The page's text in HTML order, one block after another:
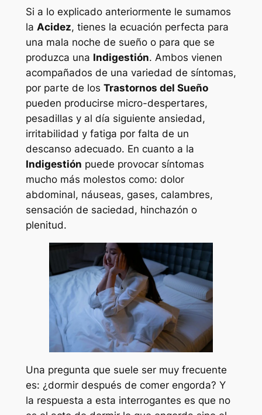
Si a lo explicado anteriormente le sumamos
la Acidez, tienes la ecuación perfecta para
una mala noche de sueño o para que se
produzca una Indigestión. Ambos vienen
acompañados de una variedad de síntomas,
por parte de los Trastornos del Sueño
pueden producirse micro-despertares,
pesadillas y al día siguiente ansiedad,
irritabilidad y fatiga por falta de un
descanso adecuado. En cuanto a la
Indigestión puede provocar síntomas
mucho más molestos como: dolor
abdominal, náuseas, gases, calambres,
sensación de saciedad, hinchazón o
plenitud.
Una pregunta que suele ser muy frecuente
es: ¿dormir después de comer engorda? Y
la respuesta a esta interrogantes es que no